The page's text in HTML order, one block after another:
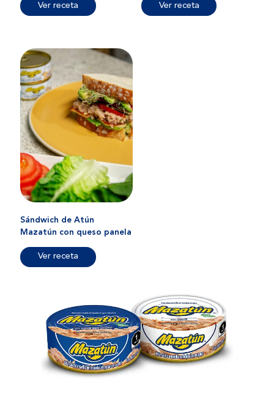
Ver receta Ver receta
Sándwich de Atún
Mazatún con queso panela
Ver receta